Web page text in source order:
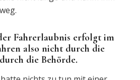
Fahrerlaubnis erfolgt im
also nicht durch die
die Behörde.